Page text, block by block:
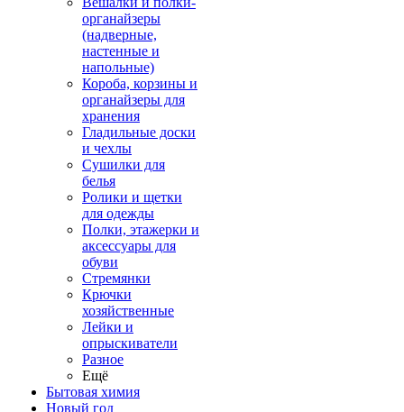
органайзеры
(надверные,
настенные и
напольные)
Короба, корзины и
органайзеры для
хранения
Гладильные доски
и чехлы
Сушилки для
белья
Ролики и щетки
для одежды
Полки, этажерки и
аксессуары для
обуви
Стремянки
Крючки
хозяйственные
Лейки и
опрыскиватели
Разное
Ещё
Бытовая химия
Новый год